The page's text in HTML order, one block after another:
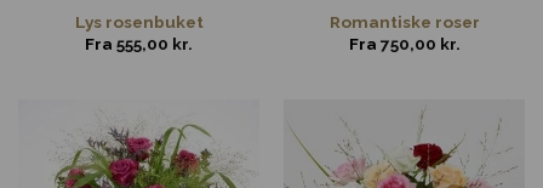
Lys rosenbuket
Fra 555,00 kr.
Romantiske roser
Fra 750,00 kr.